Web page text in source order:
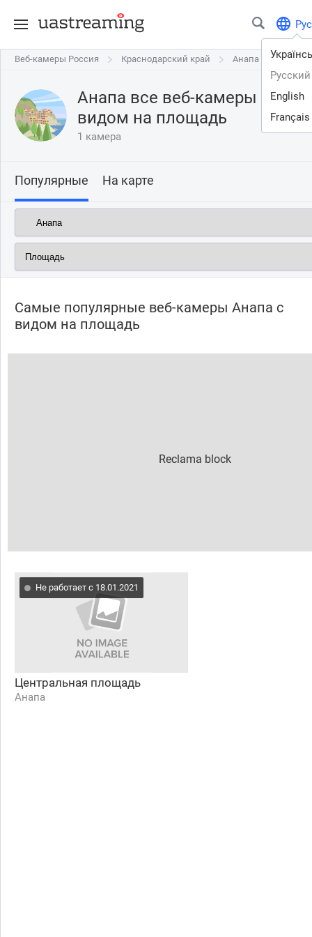
Рус
Русский
English
Français
Веб-камеры Россия Краснодарский край Анапа
Веб-камеры Россия Краснодарский край Анапа
Анапа все веб-камеры
видом на площадь
1 камера
Популярные На карте
Самые популярные веб-камеры Анапа с
видом на площадь
Не работает с 18.01.2021
Центральная площадь
Анапа